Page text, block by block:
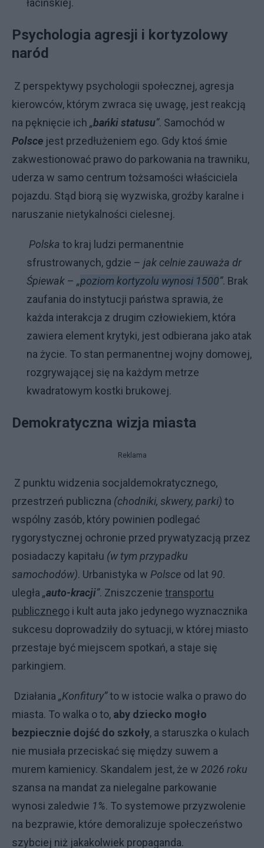
łacińskiej.
Psychologia agresji i kortyzolowy
naród
Z perspektywy psychologii społecznej, agresja
kierowców, którym zwraca się uwagę, jest reakcją
na pęknięcie ich „bańki statusu”. Samochód w
Polsce jest przedłużeniem ego. Gdy ktoś śmie
zakwestionować prawo do parkowania na trawniku,
uderza w samo centrum tożsamości właściciela
pojazdu. Stąd biorą się wyzwiska, groźby karalne i
naruszanie nietykalności cielesnej.
Polska to kraj ludzi permanentnie
sfrustrowanych, gdzie – jak celnie zauważa dr
Śpiewak – „poziom kortyzolu wynosi 1500”. Brak
zaufania do instytucji państwa sprawia, że
każda interakcja z drugim człowiekiem, która
zawiera element krytyki, jest odbierana jako atak
na życie. To stan permanentnej wojny domowej,
rozgrywającej się na każdym metrze
kwadratowym kostki brukowej.
Demokratyczna wizja miasta
Reklama
Z punktu widzenia socjaldemokratycznego,
przestrzeń publiczna (chodniki, skwery, parki) to
wspólny zasób, który powinien podlegać
rygorystycznej ochronie przed prywatyzacją przez
posiadaczy kapitału (w tym przypadku
samochodów). Urbanistyka w Polsce od lat 90.
uległa „auto-kracji”. Zniszczenie transportu
publicznego i kult auta jako jedynego wyznacznika
sukcesu doprowadziły do sytuacji, w której miasto
przestaje być miejscem spotkań, a staje się
parkingiem.
Działania „Konfitury”to w istocie walka o prawo do
miasta. To walka o to, aby dziecko mogło
bezpiecznie dojść do szkoły, a staruszka o kulach
nie musiała przeciskać się między suwem a
murem kamienicy. Skandalem jest, że w 2026 roku
szansa na mandat za nielegalne parkowanie
wynosi zaledwie 1%. To systemowe przyzwolenie
na bezprawie, które demoralizuje społeczeństwo
szybciej niż jakakolwiek propaganda.